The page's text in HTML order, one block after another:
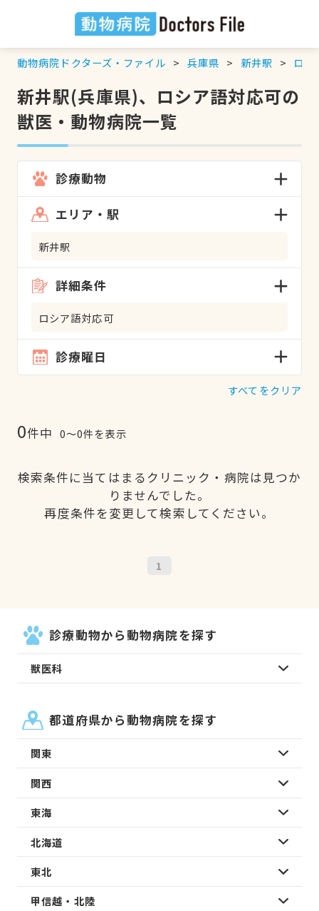
動物病院ドクターズ・ファイル 兵庫県 新井駅 ロシ
新井駅(兵庫県)、ロシア語対応可の
獣医・動物病院一覧
診療動物
エリア・駅
新井駅
詳細条件
ロシア語対応可
診療曜日
すべてをクリア
0件中 0〜0件を表示
検索条件に当てはまるクリニック・病院は見つか
りませんでした。
再度条件を変更して検索してください。
1
診療動物から動物病院を探す
獣医科
都道府県から動物病院を探す
関東
関西
東海
北海道
東北
甲信越・北陸